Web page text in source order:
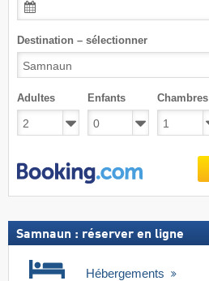
Destination – sélectionner
Adultes Enfants Chambres
Samnaun : réserver en ligne
Hébergements